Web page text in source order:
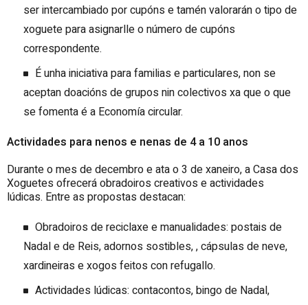
ser intercambiado por cupóns e tamén valorarán o tipo de
xoguete para asignarlle o número de cupóns
correspondente.
É unha iniciativa para familias e particulares, non se
aceptan doacións de grupos nin colectivos xa que o que
se fomenta é a Economía circular.
Actividades para nenos e nenas de 4 a 10 anos
Durante o mes de decembro e ata o 3 de xaneiro, a Casa dos
Xoguetes ofrecerá obradoiros creativos e actividades
lúdicas. Entre as propostas destacan:
Obradoiros de reciclaxe e manualidades: postais de
Nadal e de Reis, adornos sostibles, , cápsulas de neve,
xardineiras e xogos feitos con refugallo.
Actividades lúdicas: contacontos, bingo de Nadal,